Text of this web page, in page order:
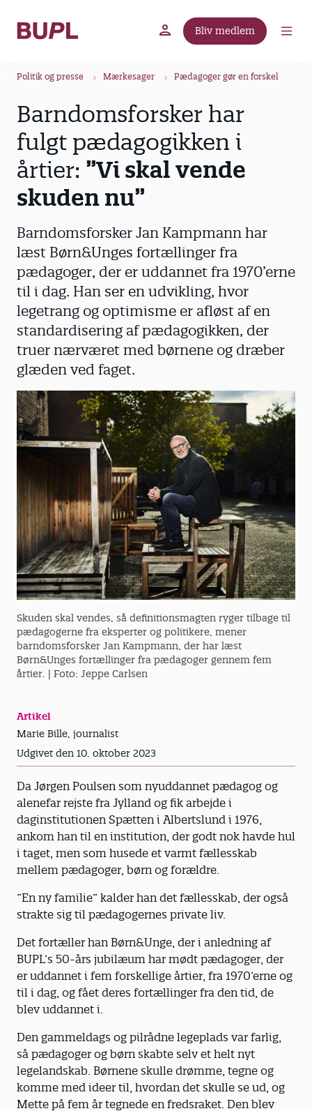
Bliv medlem
Politik og presse Mærkesager Pædagoger gør en forskel
Barndomsforsker har
fulgt pædagogikken i
årtier: ”Vi skal vende
skuden nu”
Barndomsforsker Jan Kampmann har
læst Børn&Unges fortællinger fra
pædagoger, der er uddannet fra 1970’erne
til i dag. Han ser en udvikling, hvor
legetrang og optimisme er afløst af en
standardisering af pædagogikken, der
truer nærværet med børnene og dræber
glæden ved faget.
Skuden skal vendes, så definitionsmagten ryger tilbage til
pædagogerne fra eksperter og politikere, mener
barndomsforsker Jan Kampmann, der har læst
Børn&Unges fortællinger fra pædagoger gennem fem
årtier. | Foto: Jeppe Carlsen
Artikel
Marie Bille, journalist
Udgivet den 10. oktober 2023
Da Jørgen Poulsen som nyuddannet pædagog og
alenefar rejste fra Jylland og fik arbejde i
daginstitutionen Spætten i Albertslund i 1976,
ankom han til en institution, der godt nok havde hul
i taget, men som husede et varmt fællesskab
mellem pædagoger, børn og forældre.
”En ny familie” kalder han det fællesskab, der også
strakte sig til pædagogernes private liv.
Det fortæller han Børn&Unge, der i anledning af
BUPL’s 50-års jubilæum har mødt pædagoger, der
er uddannet i fem forskellige årtier, fra 1970’erne og
til i dag, og fået deres fortællinger fra den tid, de
blev uddannet i.
Den gammeldags og pilrådne legeplads var farlig,
så pædagoger og børn skabte selv et helt nyt
legelandskab. Børnene skulle drømme, tegne og
komme med ideer til, hvordan det skulle se ud, og
Mette på fem år tegnede en fredsraket. Den blev